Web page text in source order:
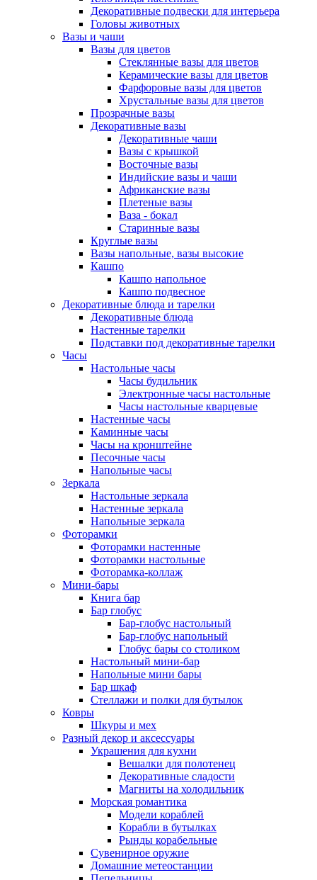
Декоративные подвески для интерьера
Головы животных
Вазы и чаши
Вазы для цветов
Стеклянные вазы для цветов
Керамические вазы для цветов
Фарфоровые вазы для цветов
Хрустальные вазы для цветов
Прозрачные вазы
Декоративные вазы
Декоративные чаши
Вазы с крышкой
Восточные вазы
Индийские вазы и чаши
Африканские вазы
Плетеные вазы
Ваза - бокал
Старинные вазы
Круглые вазы
Вазы напольные, вазы высокие
Кашпо
Кашпо напольное
Кашпо подвесное
Декоративные блюда и тарелки
Декоративные блюда
Настенные тарелки
Подставки под декоративные тарелки
Часы
Настольные часы
Часы будильник
Электронные часы настольные
Часы настольные кварцевые
Настенные часы
Каминные часы
Часы на кронштейне
Песочные часы
Напольные часы
Зеркала
Настольные зеркала
Настенные зеркала
Напольные зеркала
Фоторамки
Фоторамки настенные
Фоторамки настольные
Фоторамка-коллаж
Мини-бары
Книга бар
Бар глобус
Бар-глобус настольный
Бар-глобус напольный
Глобус бары со столиком
Настольный мини-бар
Напольные мини бары
Бар шкаф
Стеллажи и полки для бутылок
Ковры
Шкуры и мех
Разный декор и аксессуары
Украшения для кухни
Вешалки для полотенец
Декоративные сладости
Магниты на холодильник
Морская романтика
Модели кораблей
Корабли в бутылках
Рынды корабельные
Сувенирное оружие
Домашние метеостанции